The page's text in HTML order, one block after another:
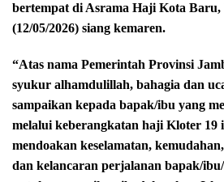
bertempat di Asrama Haji Kota Baru,
(12/05/2026) siang kemaren.
“Atas nama Pemerintah Provinsi
syukur alhamdulillah, bahagia dan
sampaikan kepada bapak/ibu yang
melalui keberangkatan haji Kloter 19
mendoakan keselamatan,
dan kelancaran perjalanan bapak/